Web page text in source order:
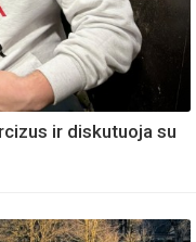
ir diskutuoja su